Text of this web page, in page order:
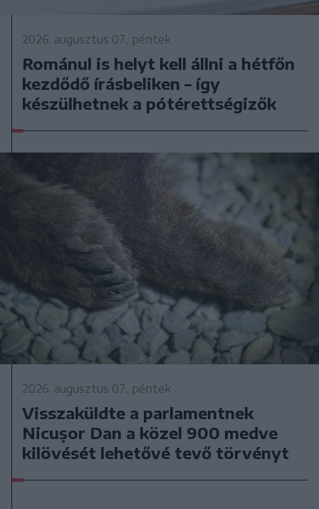
2026. augusztus 07., péntek
Románul is helyt kell állni a hétfőn
kezdődő írásbeliken – így
készülhetnek a pótérettségizők
2026. augusztus 07., péntek
Visszaküldte a parlamentnek
Nicușor Dan a közel 900 medve
kilövését lehetővé tevő törvényt